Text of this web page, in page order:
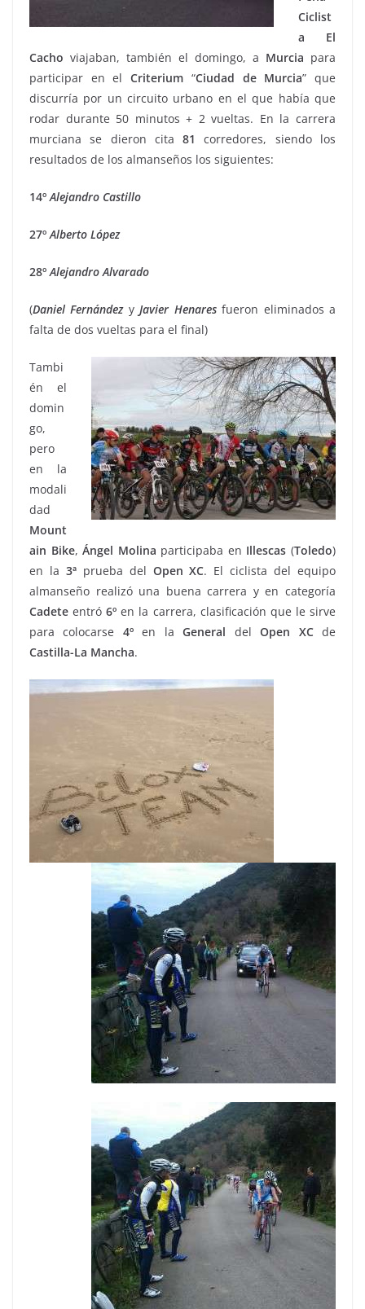
Ciclist
a El
Cacho viajaban, también el domingo, a Murcia para
participar en elCriterium “Ciudad de Murcia” que
discurría por un circuito urbano en el que había que
rodar durante 50 minutos + 2 vueltas. En la carrera
murciana se dieron cita81
corredores, siendo los
resultados de los almanseños los siguientes:
14º Alejandro Castillo
27º Alberto López
28º Alejandro Alvarado
(Daniel FernándezyJavier Henaresfueron eliminados a
falta de dos vueltas para el final)
Tambi
én el
domin
go,
pero
en la
modali
dad
Mount
ain Bike,Ángel Molina participaba en Illescas (Toledo)
en la 3ªprueba del Open XC. El ciclista del equipo
almanseño realizó una buena carrera y en categoría
Cadete entró6º en la carrera, clasificación que le sirve
para colocarse 4ºen laGeneral delOpen XCde
Castilla-La Mancha.